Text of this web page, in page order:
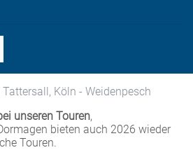
Tattersall, Köln - Weidenpesch
unseren Touren,
bieten auch 2026 wieder
Touren.